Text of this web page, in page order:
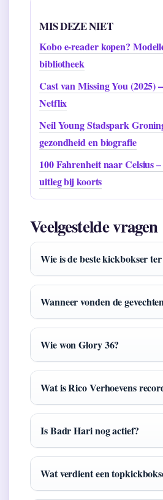
MIS DEZE NIET
Kobo e-reader kopen?
bibliotheek
Cast van Missing You (2025)
Netflix
Neil Young Stadspark
gezondheid en biografie
100 Fahrenheit naar Celsius
uitleg bij koorts
Veelgestelde vragen
Wie is de beste kickbokser
Wanneer vonden de
Wie won Glory 36?
Wat is Rico Verhoevens
Is Badr Hari nog actief?
Wat verdient een